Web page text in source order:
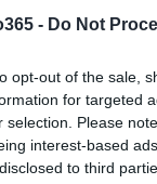
- Do Not
opt-out of the sale,
for targeted
selection. Please
interest-based
to third
Forex continua
explorará
distintivas, os
Se
em busca